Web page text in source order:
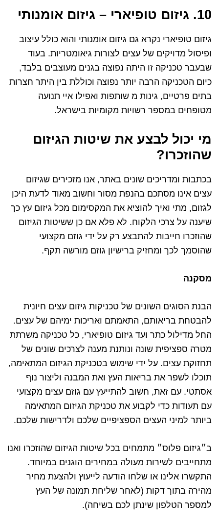
10. גיזום טופיארי – גיזום אומנותי
גיזום טופיארי נקרא גם גיזום אומנותי והוא כולל עיצוב
ופיסול מדויקים של עצים לצורות גיאומטריות. בעוד
שבעבר טכניקה זו היתה נפוצה בגנים מעוצבים בלבד,
כיום הטכניקה הרבה יותר נפוצה וכוללת בין היתר חצרות
בתים פרטיים, גינות מ שותפות ואפילו איי תנועה
מטופחים במספר רשויות מקומיות בישראל.
מי יכול לבצע את שיטות הגיזום
שהוזכרו?
בכתבות ומדריכים שונים באתר, אנו מזכירים שגיזום
עצים אינו מסתכם בהנפת מסור וחשוב מאוד לדעת היכן
לגזום, מתי ואיך להוציא את המקסימום מכל גיזום עץ כך
שיענה על צרכי הלקוח. לא פלא אם כן ששיטות הגיזום
שהוזכרו חייבות להתבצע רק על ידי גוזם מקצועי
שהוסמך לכך ומחזיק ברישיון גוזם מורשה תקף.
מסקנה
הבנת הסוגים השונים של טכניקות גיזום עצים חיונית
להבטחת בריאותם, התאמתם ואריכות ימיהם של עצים.
החל מדילול כתר ועד גיזום טופיארי, כל טכניקה משרתת
מטרה ספציפית שונה ונותנת מענה לצרכים שונים של
תחזוקת עצים. על ידי שימוש בטכניקת הגיזום המתאימה,
תוכלו לשפר את בריאות העץ ואת המבנה וליצור נוף
אסתטי. עם זאת, חשוב להתייעץ עם גוזם עצים מקצועי
עם תעודות כדי לקבוע את טכניקת הגיזום המתאימה
ביותר למיני העצים הספציפיים שלכם ולדרישות שלכם.
ב״גיזום פלוס״ מתמחים בכל שיטות הגיזום שהוזכרו ואנו
מתחייבים לשירות מעולה במחירים הוגנים במיוחד.
התקשרו אלינו או שלחו הודעה לייעוץ ולהצעת מחיר
מהירה בתוך דקות (לאחר שליחת תמונה של העץ
למספר הטלפון שינתן לכם בשיחה).